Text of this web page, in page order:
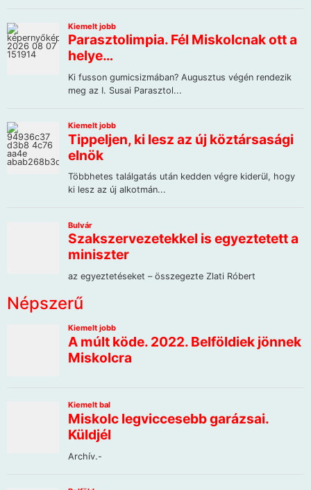
Népszerű